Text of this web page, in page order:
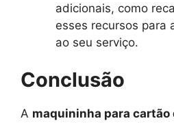
adicionais, como
esses recursos para
ao seu serviço.
Conclusão
A maquininha para cartão